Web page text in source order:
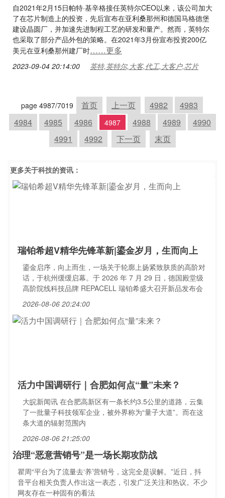
自2021年2月15日帕特·基辛格接任英特尔CEO以来，该公司加大
了在芯片制造上的投资，先后宣布在亚利桑那州和德国马格德堡
建设晶圆厂，并加速先进制程工艺的研发和量产。然而，英特尔
也采取了部分产品外包的策略。在2021年3月份宣布投资200亿
美元在亚利桑那州建厂时……更多
2023-09-04 20:14:00 英特,英特尔,大客,代工,大客户,芯片
page 4987/7019 首页 上一页 4982
4983
4984
4985 4986 4987 4988 4989
4990
4991
4992 下一页 末页
更多关于科技的资讯：
瑞铂希超V精华先锋革新|鎏金岁月，生而向上
鎏金启序，向上而生，一场关于轮廓上扬紧致肤质的高阶对
话，于杭州缓缓启幕。于 2026 年 7 月 29 日，德国殿堂级
高阶院线科技品牌 REPACELL 瑞铂希盛大召开新品发布会
2026-08-06 20:24:00
活力中国调研行｜合肥如何点“量”未来？
大皖新闻讯 在合肥高新区有一条长约3.5公里的道路，云集
了一批量子科技领军企业，被外界称为“量子大道”。而在这
条大道的辐射范围内
2026-08-06 21:25:00
治理“恶意营销号”是一场长期攻防战
瞿周“平台为了流量去‘养’营销号，这完全是误解。”近日，抖
音平台相关负责人作出这一表态，引发广泛关注和热议。不少
网友存在一种固有的看法